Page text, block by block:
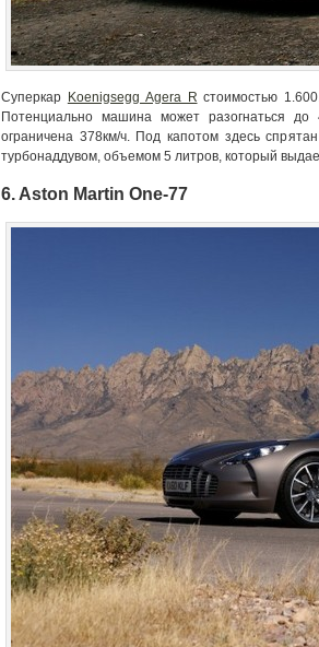
Суперкар Koenigsegg Agera R стоимостью
Потенциально машина может разогнаться до
ограничена 378км/ч. Под капотом здесь
турбонаддувом, объемом 5 литров, который
6. Aston Martin One-77